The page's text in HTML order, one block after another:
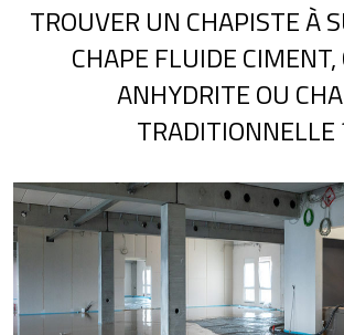
TROUVER UN CHAPISTE À
CHAPE FLUIDE CIMENT,
ANHYDRITE OU
TRADITIONNELLE